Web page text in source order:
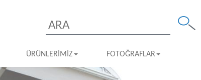
ÜRÜNLERIMIZ FOTOĞRAFLAR